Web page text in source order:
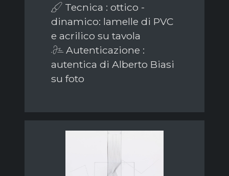
Tecnica : ottico -
dinamico: lamelle di PVC
e acrilico su tavola
Autenticazione :
autentica di Alberto Biasi
su foto